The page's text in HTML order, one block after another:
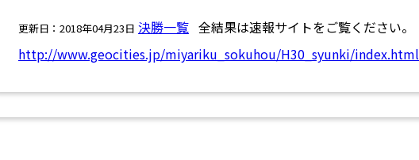
更新日：2018年04月23日 決勝一覧 全結果は速報サイトをご覧ください。
http://www.geocities.jp/miyariku_sokuhou/H30_syunki/index.html